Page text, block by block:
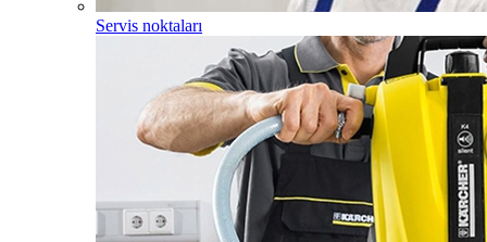
Servis noktaları